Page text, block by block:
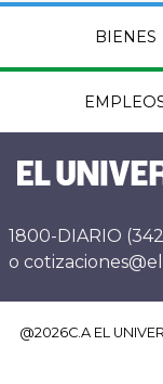
BIENES
1800-DIARIO
o
@2026C.A EL